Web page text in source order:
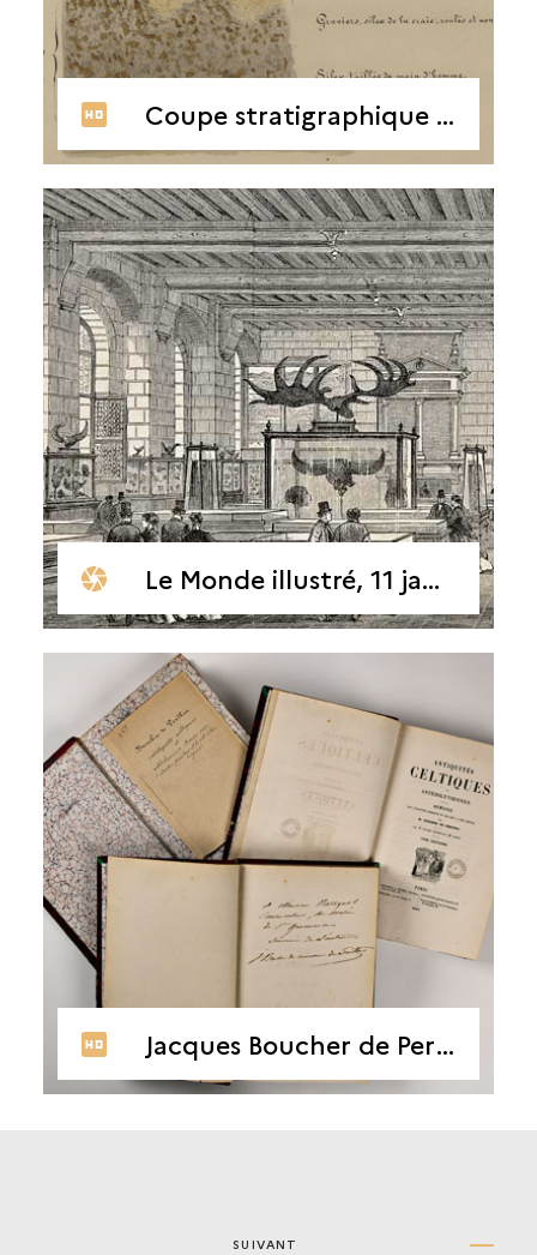
Coupe stratigraphique de Saint-Acheul, vers 1860
Le Monde illustré, 11 janvier 1868
Jacques Boucher de Perthes, Antiquités celtiques et antédiluviennes
SUIVANT
SUIVANT